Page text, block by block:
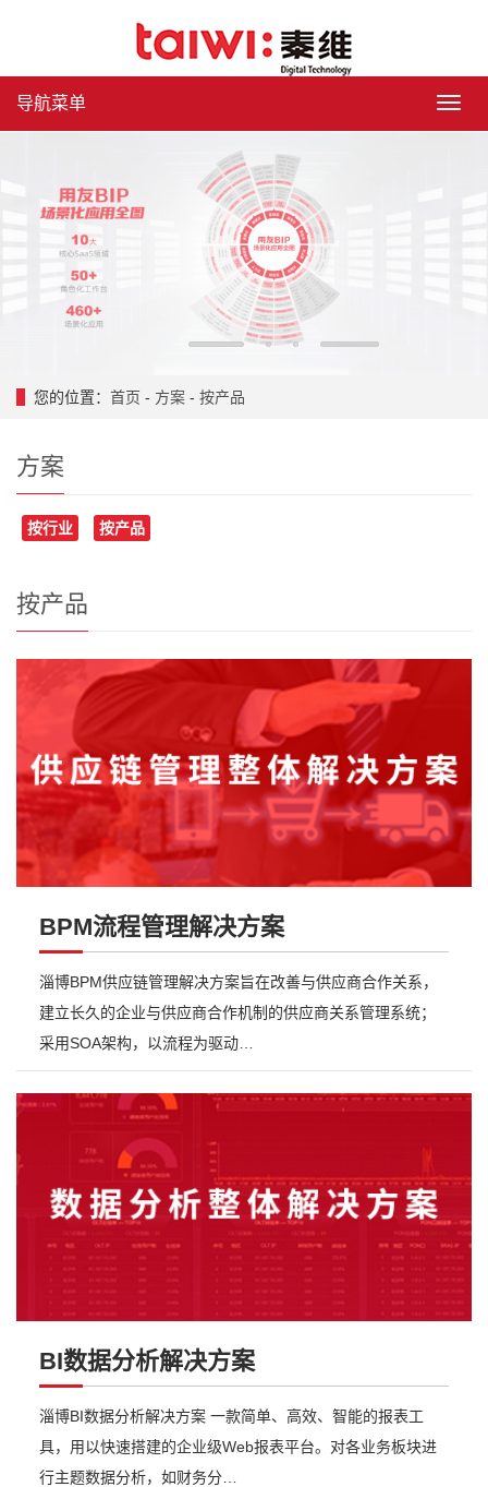
导
导航菜单
2 3 4
您的位置： 首页 - 方案 - 按产品
方案
按行业 按产品
按产品
BPM流程管理解决方案
淄博BPM供应链管理解决方案旨在改善与供应商合作关系，
建立长久的企业与供应商合作机制的供应商关系管理系统；
采用SOA架构，以流程为驱动…
BI数据分析解决方案
淄博BI数据分析解决方案 一款简单、高效、智能的报表工
具，用以快速搭建的企业级Web报表平台。对各业务板块进
行主题数据分析，如财务分…